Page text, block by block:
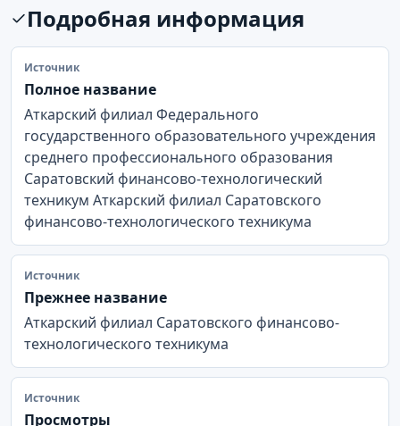
Подробная информация
Источник
Полное название
Аткарский филиал Федерального
государственного образовательного учреждения
среднего профессионального образования
Саратовский финансово-технологический
техникум Аткарский филиал Саратовского
финансово-технологического техникума
Источник
Прежнее название
Аткарский филиал Саратовского финансово-
технологического техникума
Источник
Просмотры